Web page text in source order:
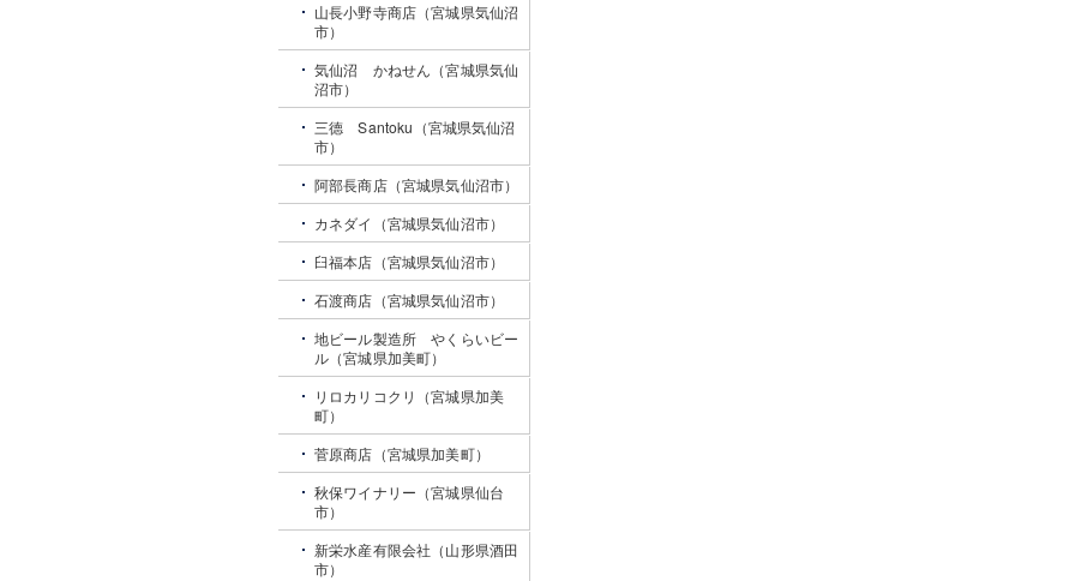
山長小野寺商店（宮城県気仙沼
市）
気仙沼 かねせん（宮城県気仙
沼市）
三德 Santoku（宮城県気仙沼
市）
阿部長商店（宮城県気仙沼市）
カネダイ（宮城県気仙沼市）
臼福本店（宮城県気仙沼市）
石渡商店（宮城県気仙沼市）
地ビール製造所 やくらいビー
ル（宮城県加美町）
リロカリコクリ（宮城県加美
町）
菅原商店（宮城県加美町）
秋保ワイナリー（宮城県仙台
市）
新栄水産有限会社（山形県酒田
市）